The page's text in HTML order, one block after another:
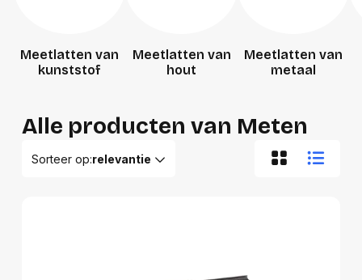
Meetlatten van
kunststof
Meetlatten van
hout
Meetlatten van
metaal
Alle producten van Meten
Sorteer op:relevantie